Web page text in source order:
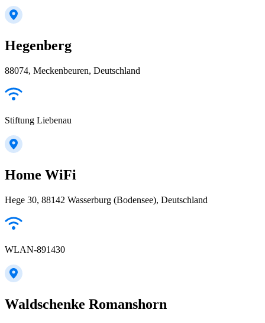
Hegenberg
88074, Meckenbeuren, Deutschland
Stiftung Liebenau
Home WiFi
Hege 30, 88142 Wasserburg (Bodensee), Deutschland
WLAN-891430
Waldschenke Romanshorn